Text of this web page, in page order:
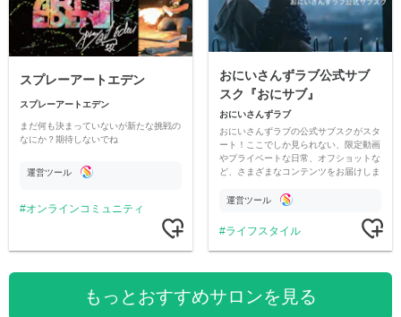
スプレーアートエデン
スプレーアートエデン
まだ何も決まっていないが新たな挑戦の
なにか？期待しないでね
運営ツール
オンラインコミュニティ
おにいさんずラブ公式サブ
スク『おにサブ』
おにいさんずラブ
おにいさんずラブの公式サブスクがスタ
ート！ここでしか見られない、限定動画
やプライベートな日常、オフショットな
ど、さまざまなコンテンツをお届けしま
運営ツール
ライフスタイル
もっとおすすめサロンを見る